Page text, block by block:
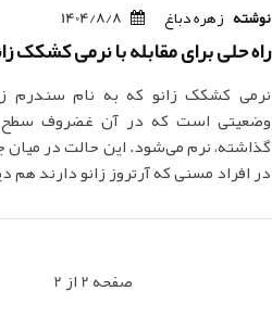
نوشته زهره دباغ 1404/8/8
راه حلی برای مقابله با نرمی کشکک
نرمی کشکک زانو که به نام سندرم
وضعیتی است که در آن غضروف سطح
گذاشته، نرم می‌شود. این حالت در میان
در افراد مسنی که آرتروز زانو دارند
صفحه 2 از 2